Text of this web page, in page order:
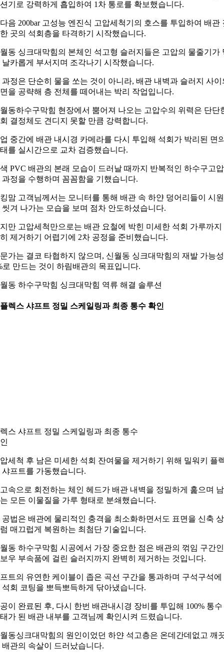
기로 강력하게 흡입하여 1차 통로를 확보했습니다.
음 200bar 고성능 엔진식 고압세척기의 호스를 투입하여 배관
곳의 석회층을 타격하기 시작했습니다.
동 싱크대막힘의 본체인 석고형 슬러지들은 고압의 물줄기가
날카롭게 부서지며 조각나기 시작했습니다.
과정은 단순히 물을 쏘는 것이 아니라, 배관 내벽과 슬러지 사이
을 공략해 층 전체를 떼어내는 박리 작업입니다.
동하수구막힘 현장에서 뿜어져 나오는 고압수의 위력은 단단
결정체도 견디지 못할 만큼 강력합니다.
중간에 배관 내시경 카메라를 다시 투입해 석회가 박리된 면
를 실시간으로 교차 검증했습니다.
PVC 배관의 본래 모습이 드러날 때까지 반복적인 하수구고
과정을 수행하며 꼼꼼함을 기했습니다.
맘 고객님께서는 모니터를 통해 배관 속 하얀 덩어리들이 시
씻겨 나가는 모습을 보며 점차 안도하셨습니다.
만 고압세척만으로는 배관 요철에 박힌 미세한 석회 가루까지
제거하기 어렵기에 2차 공정을 준비했습니다.
가는 결코 타협하지 않으며, 신월동 싱크대막힘의 재발 가능
로 만드는 것이 하림배관의 목표입니다.
동 하수구막힘 싱크대막힘 역류 해결 솔루션
렉스 샤프트 정밀 스케일링과 최종 통수 확인
스 샤프트 정밀 스케일링과 최종 통수
세척 후 남은 미세한 석회 잔여물을 제거하기 위해 밀워키 플
샤프트를 가동했습니다.
속으로 회전하는 체인 헤드가 배관 내벽을 정밀하게 훑으며
모든 이물질을 가루 형태로 분쇄했습니다.
공법은 배관에 물리적인 충격을 최소화하면서도 표면을 신축
매끄럽게 복원하는 최첨단 기술입니다.
동 하수구막힘 시공에서 가장 중요한 점은 배관의 꺾임 구간인
우 부속품에 걸린 슬러지까지 완벽히 제거하는 것입니다.
트의 유연한 케이블이 좁은 곡선 구간을 통과하며 구석구석에
석회 코팅을 뽀득뽀득하게 닦아냈습니다.
이 완료된 후, 다시 한번 배관내시경 장비를 투입해 100% 통수
가 된 배관 내부를 고객님께 확인시켜 드렸습니다.
동싱크대막힘의 원인이었던 하얀 석고층은 온데간데없고 깨
배관의 속살이 드러났습니다.